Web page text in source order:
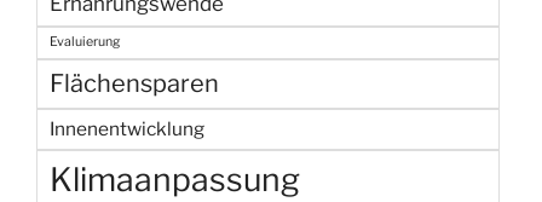
Evaluierung
Flächensparen
Innenentwicklung
Klimaanpassung